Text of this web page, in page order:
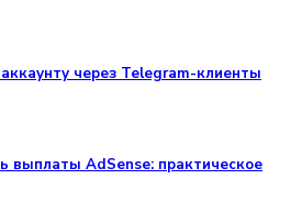
через Telegram-клиенты
выплаты AdSense: практическое